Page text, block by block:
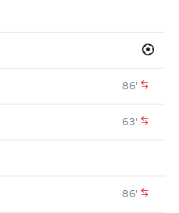
86'
63'
86'